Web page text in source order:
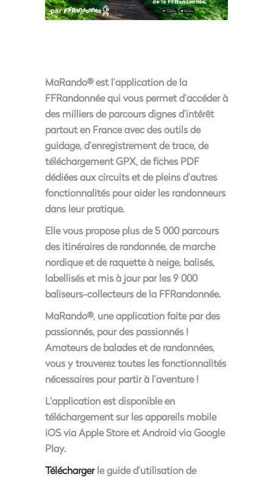
MaRando® est l’application de la
FFRandonnée qui vous permet d’accéder à
des milliers de parcours dignes d’intérêt
partout en France avec des outils de
guidage, d’enregistrement de trace, de
téléchargement GPX, de fiches PDF
dédiées aux circuits et de pleins d’autres
fonctionnalités pour aider les randonneurs
dans leur pratique.
Elle vous propose plus de 5 000 parcours
des itinéraires de randonnée, de marche
nordique et de raquette à neige, balisés,
labellisés et mis à jour par les 9 000
baliseurs-collecteurs de la FFRandonnée.
MaRando®, une application faite par des
passionnés, pour des passionnés !
Amateurs de balades et de randonnées,
vous y trouverez toutes les fonctionnalités
nécessaires pour partir à l’aventure !
L’application est disponible en
téléchargement sur les appareils mobile
iOS via Apple Store et Android via Google
Play.
Téléchargerle guide d’utilisation de